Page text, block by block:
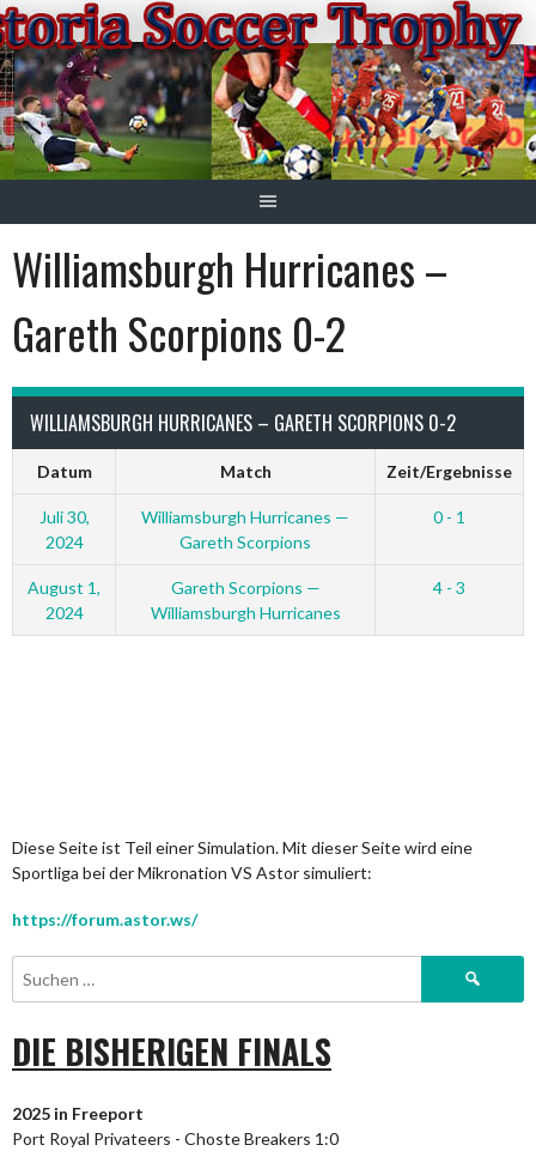
Springe
zum
Inhalt
Williamsburgh Hurricanes –
Gareth Scorpions 0-2
WILLIAMSBURGH HURRICANES – GARETH SCORPIONS 0-2
Datum Match Zeit/Ergebnisse
Juli 30,
2024
Williamsburgh Hurricanes —
Gareth Scorpions
0 - 1
August 1,
2024
Gareth Scorpions —
Williamsburgh Hurricanes
4 - 3
Diese Seite ist Teil einer Simulation. Mit dieser Seite wird eine
Sportliga bei der Mikronation VS Astor simuliert:
https://forum.astor.ws/
Suchen
DIE BISHERIGEN FINALS
2025 in Freeport
Port Royal Privateers - Choste Breakers 1:0